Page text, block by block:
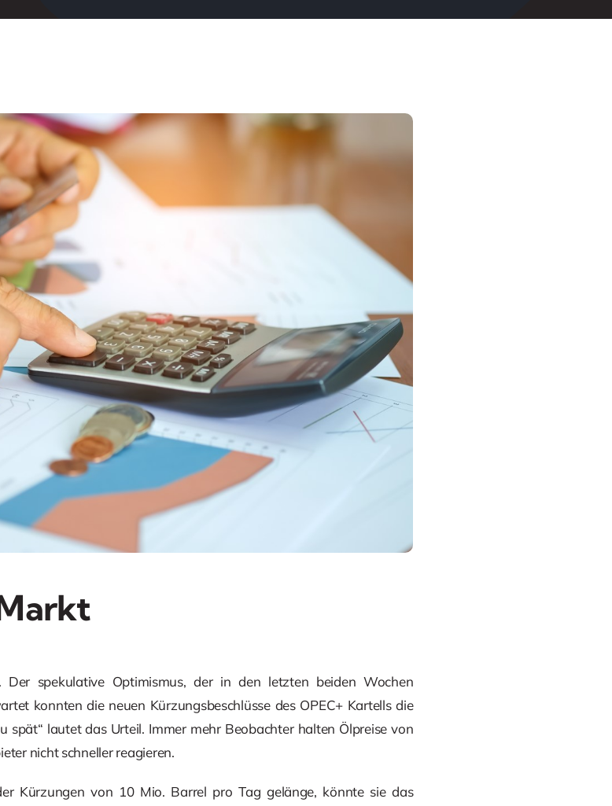
Der spekulative Optimismus, der in den letzten beiden Wochen
konnten die neuen Kürzungsbeschlüsse des OPEC+ Kartells die
spät“ lautet das Urteil. Immer mehr Beobachter halten Ölpreise von
nicht schneller reagieren.
Kürzungen von 10 Mio. Barrel pro Tag gelänge, könnte sie das